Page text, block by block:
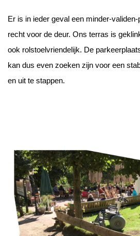
Er is in ieder geval een minder-
recht voor de deur. Ons terras is
ook rolstoelvriendelijk. De
kan dus even zoeken zijn voor een
en uit te stappen.